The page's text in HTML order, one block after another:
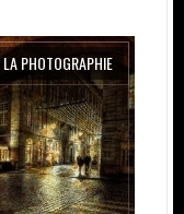
PHOTOGRAPHIE